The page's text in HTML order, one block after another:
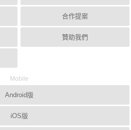
合作提案
贊助我們
Mobile
Android版
iOS版